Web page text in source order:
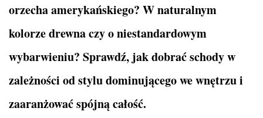
orzecha amerykańskiego? W naturalnym
kolorze drewna czy o niestandardowym
wybarwieniu? Sprawdź, jak dobrać schody w
zależności od stylu dominującego we wnętrzu i
zaaranżować spójną całość.